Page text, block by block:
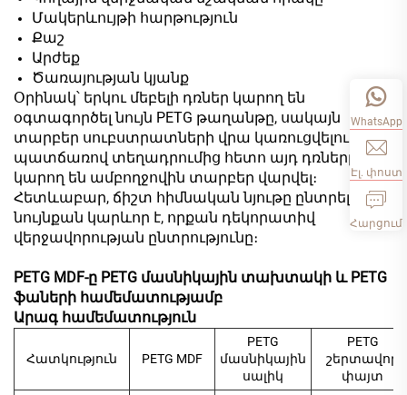
Մակերևույթի հարթություն
Քաշ
Արժեք
Ծառայության կյանք
Օրինակ՝ երկու մեբելի դռներ կարող են
օգտագործել նույն PETG թաղանթը, սակայն
տարբեր սուբստրատների վրա կառուցվելու
պատճառով տեղադրումից հետո այդ դռները
կարող են ամբողջովին տարբեր վարվել։
Հետևաբար, ճիշտ հիմնական նյութը ընտրելը
նույնքան կարևոր է, որքան դեկորատիվ
վերջավորության ընտրությունը։
PETG MDF-ը PETG մասնիկային տախտակի և PETG
ֆաների համեմատությամբ
Արագ համեմատություն
Հատկություն PETG MDF
PETG
մասնիկային
սալիկ
PETG
շերտավոր
փայտ
WhatsApp
Էլ. փոստ
Հարցում